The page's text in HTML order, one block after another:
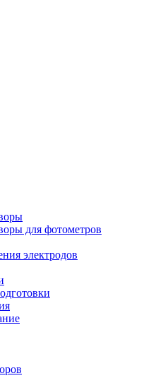
для фотометров
электродов